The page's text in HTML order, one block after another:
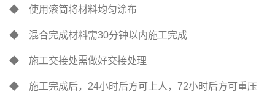
◆ 使用滚筒将材料均匀涂布
◆ 混合完成材料需30分钟以内施工完成
◆ 施工交接处需做好交接处理
◆ 施工完成后，24小时后方可上人，72小时后方可重压